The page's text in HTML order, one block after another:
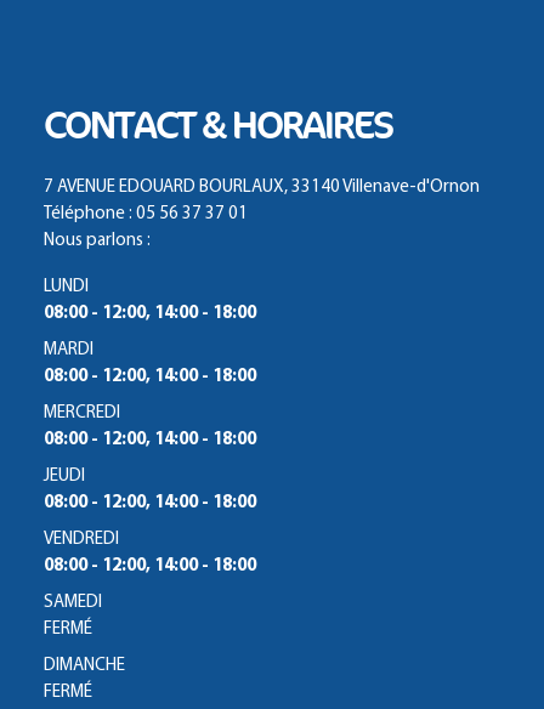
CONTACT & HORAIRES
7 AVENUE EDOUARD BOURLAUX, 33140 Villenave-d'Ornon
Téléphone : 05 56 37 37 01
Nous parlons :
LUNDI
08:00 - 12:00, 14:00 - 18:00
MARDI
08:00 - 12:00, 14:00 - 18:00
MERCREDI
08:00 - 12:00, 14:00 - 18:00
JEUDI
08:00 - 12:00, 14:00 - 18:00
VENDREDI
08:00 - 12:00, 14:00 - 18:00
SAMEDI
FERMÉ
DIMANCHE
FERMÉ